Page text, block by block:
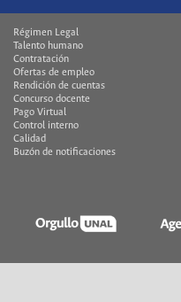
Régimen Legal
Talento humano
Contratación
Ofertas de empleo
Rendición de cuentas
Concurso docente
Pago Virtual
Control interno
Calidad
Buzón de notificaciones